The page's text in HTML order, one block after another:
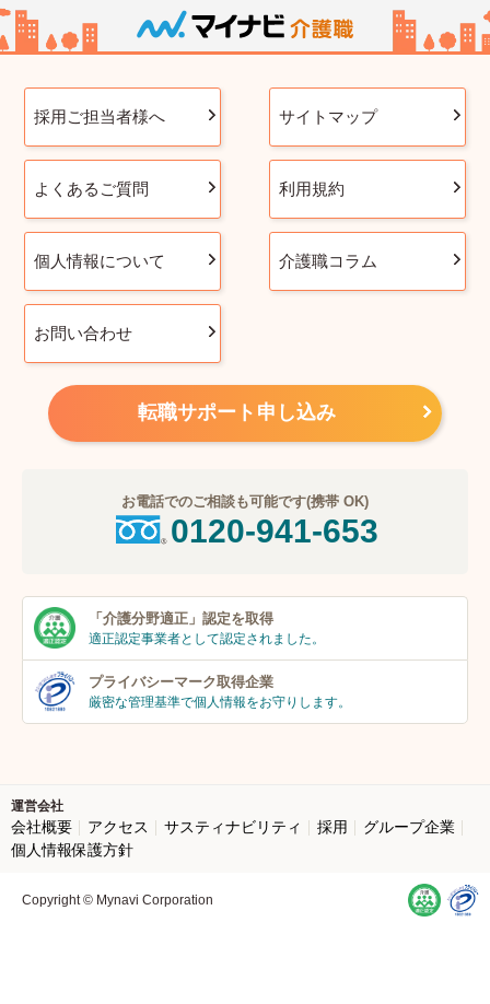
採用ご担当者様へ サイトマップ
よくあるご質問 利用規約
個人情報について 介護職コラム
お問い合わせ
転職サポート申し込み
お電話でのご相談も可能です(携帯 OK)
0120-941-653
「介護分野適正」 認定を取得
適正認定事業者として認定されました。
プライバシーマーク取得企業
厳密な管理基準で個人情報をお守りします。
運営会社
会社概要 アクセス サスティナビリティ 採用
グループ企業
個人情報保護方針
Copyright © Mynavi Corporation